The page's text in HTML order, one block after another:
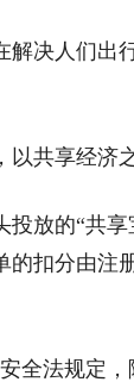
解决人们出
以共享经济
投放的“共
的扣分由注
全法规定